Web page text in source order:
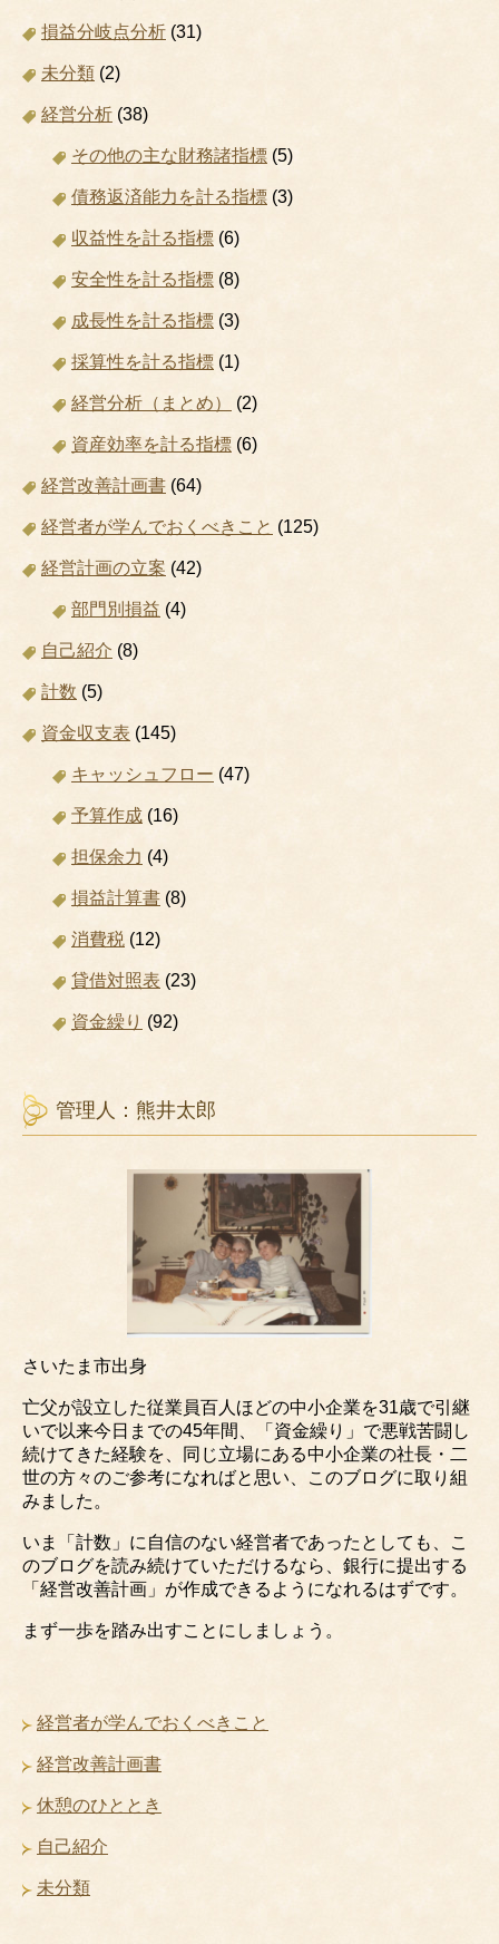
損益分岐点分析 (31)
未分類 (2)
経営分析 (38)
その他の主な財務諸指標 (5)
債務返済能力を計る指標 (3)
収益性を計る指標 (6)
安全性を計る指標 (8)
成長性を計る指標 (3)
採算性を計る指標 (1)
経営分析（まとめ） (2)
資産効率を計る指標 (6)
経営改善計画書 (64)
経営者が学んでおくべきこと (125)
経営計画の立案 (42)
部門別損益 (4)
自己紹介 (8)
計数 (5)
資金収支表 (145)
キャッシュフロー (47)
予算作成 (16)
担保余力 (4)
損益計算書 (8)
消費税 (12)
貸借対照表 (23)
資金繰り (92)
管理人：熊井太郎
さいたま市出身
亡父が設立した従業員百人ほどの中小企業を31歳で引継
いで以来今日までの45年間、「資金繰り」で悪戦苦闘し
続けてきた経験を、同じ立場にある中小企業の社長・二
世の方々のご参考になればと思い、このブログに取り組
みました。
いま「計数」に自信のない経営者であったとしても、こ
のブログを読み続けていただけるなら、銀行に提出する
「経営改善計画」が作成できるようになれるはずです。
まず一歩を踏み出すことにしましょう。
経営者が学んでおくべきこと
経営改善計画書
休憩のひととき
自己紹介
未分類